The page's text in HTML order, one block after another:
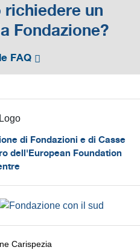
richiedere un
Fondazione?
FAQ
di Fondazioni e di Casse
dell'European Foundation
Carispezia